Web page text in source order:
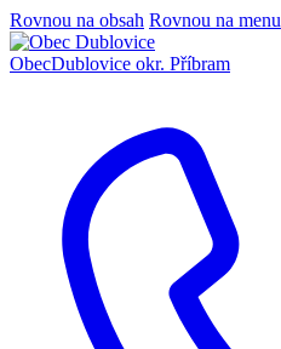
Rovnou na obsah Rovnou na menu
ObecDublovice okr. Příbram